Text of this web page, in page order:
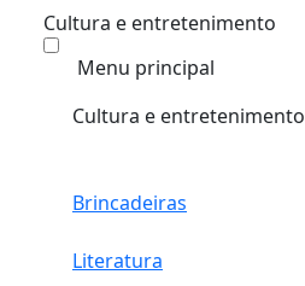
Cultura e entretenimento
Menu principal
Cultura e entretenimento
Brincadeiras
Literatura